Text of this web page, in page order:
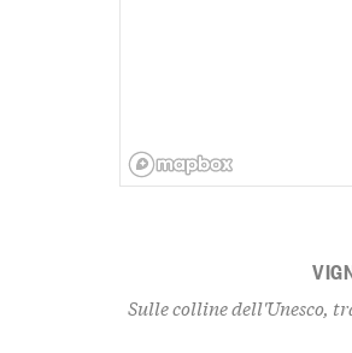
Sulle colline dell'Unesco,